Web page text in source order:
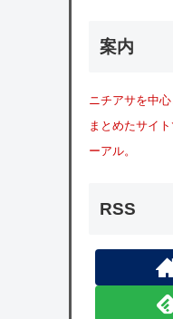
案内
ニチアサを中
まとめたサイ
ーアル。
RSS